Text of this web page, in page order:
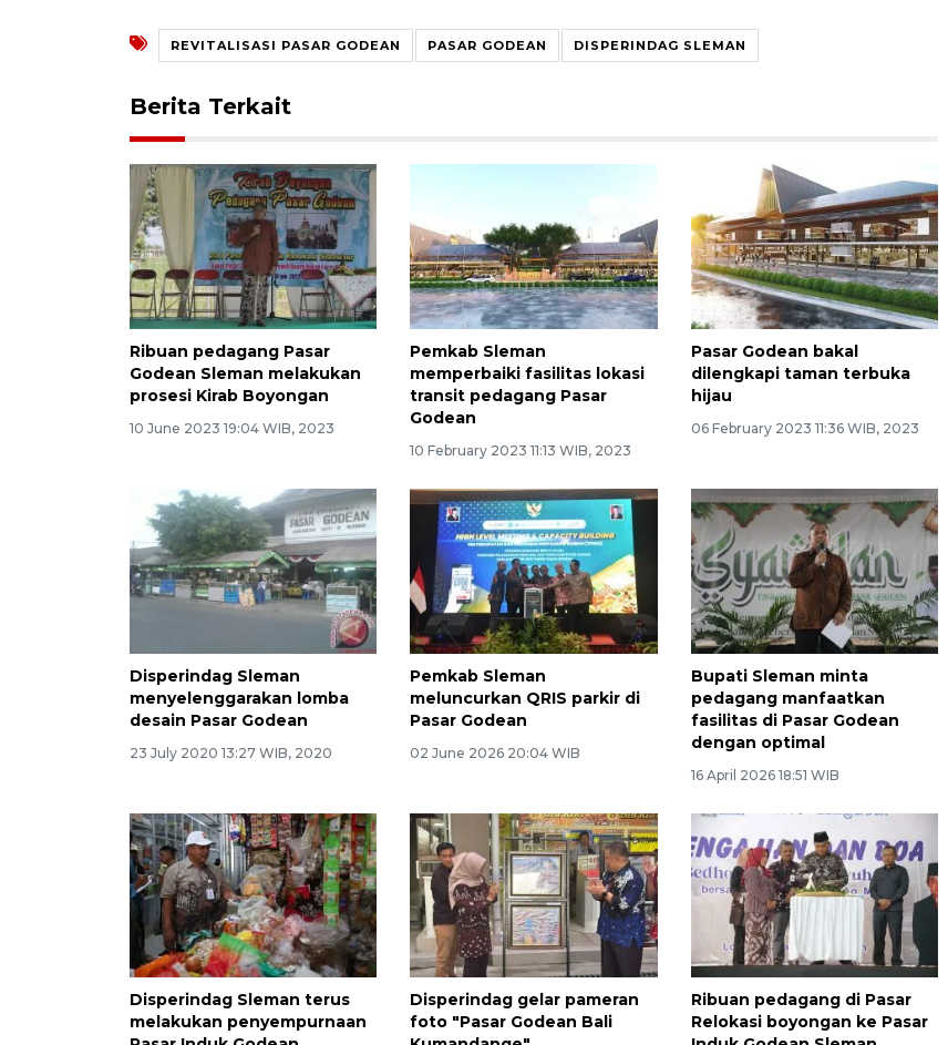
REVITALISASI PASAR GODEAN PASAR GODEAN DISPERINDAG SLEMAN
Berita Terkait
Ribuan pedagang Pasar
Godean Sleman melakukan
prosesi Kirab Boyongan
10 June 2023 19:04 WIB, 2023
Pemkab Sleman
memperbaiki fasilitas lokasi
transit pedagang Pasar
Godean
10 February 2023 11:13 WIB, 2023
Pasar Godean bakal
dilengkapi taman terbuka
hijau
06 February 2023 11:36 WIB, 2023
Disperindag Sleman
menyelenggarakan lomba
desain Pasar Godean
23 July 2020 13:27 WIB, 2020
Pemkab Sleman
meluncurkan QRIS parkir di
Pasar Godean
02 June 2026 20:04 WIB
Bupati Sleman minta
pedagang manfaatkan
fasilitas di Pasar Godean
dengan optimal
16 April 2026 18:51 WIB
Disperindag Sleman terus
melakukan penyempurnaan
Disperindag gelar pameran
foto "Pasar Godean Bali
Ribuan pedagang di Pasar
Relokasi boyongan ke Pasar